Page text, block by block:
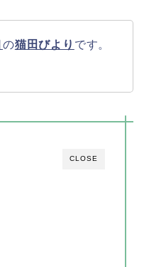
の猫田びより です。
CLOSE